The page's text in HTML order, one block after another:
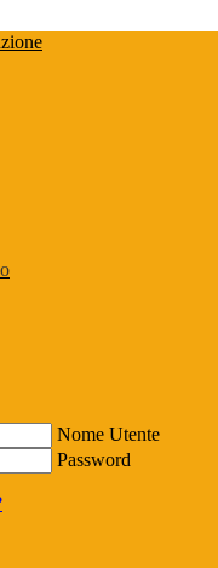
Nome Utente
Password